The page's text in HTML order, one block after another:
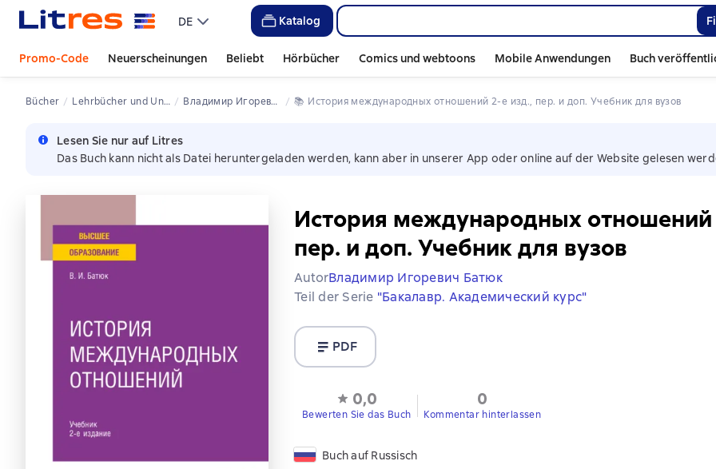
DE Katalog
Promo-Code Neuerscheinungen Beliebt Hörbücher Comics und webtoons Mobile Anwendungen Buch
Bücher Lehrbücher und Unterrichtsmaterial für Universitäten Владимир Игоревич Батюк 📚 История международных отношений 2-е изд., пер. и доп. Учебник для вузов
Lesen Sie nur auf Litres
Das Buch kann nicht als Datei heruntergeladen werden, kann aber in unserer App oder online auf der Website gelesen
История международных отношений
пер. и доп. Учебник для вузов
AutorВладимир Игоревич Батюк
Teil der Serie "Бакалавр. Академический курс"
PDF
0,0
Bewerten Sie das Buch
0
Kommentar hinterlassen
Buch auf Russisch